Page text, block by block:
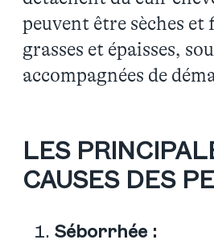
peuvent être sèches et
grasses et épaisses,
accompagnées de
LES
CAUSES DES
Séborrhée :